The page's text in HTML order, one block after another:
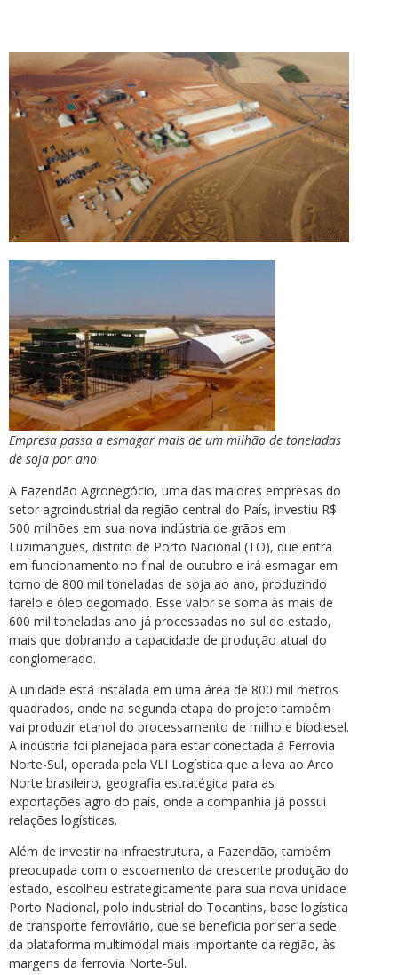
Empresa passa a esmagar mais de um milhão de toneladas
de soja por ano
A Fazendão Agronegócio, uma das maiores empresas do
setor agroindustrial da região central do País, investiu R$
500 milhões em sua nova indústria de grãos em
Luzimangues, distrito de Porto Nacional (TO), que entra
em funcionamento no final de outubro e irá esmagar em
torno de 800 mil toneladas de soja ao ano, produzindo
farelo e óleo degomado. Esse valor se soma às mais de
600 mil toneladas ano já processadas no sul do estado,
mais que dobrando a capacidade de produção atual do
conglomerado.
A unidade está instalada em uma área de 800 mil metros
quadrados, onde na segunda etapa do projeto também
vai produzir etanol do processamento de milho e biodiesel.
A indústria foi planejada para estar conectada à Ferrovia
Norte-Sul, operada pela VLI Logística que a leva ao Arco
Norte brasileiro, geografia estratégica para as
exportações agro do país, onde a companhia já possui
relações logísticas.
Além de investir na infraestrutura, a Fazendão, também
preocupada com o escoamento da crescente produção do
estado, escolheu estrategicamente para sua nova unidade
Porto Nacional, polo industrial do Tocantins, base logística
de transporte ferroviário, que se beneficia por ser a sede
da plataforma multimodal mais importante da região, às
margens da ferrovia Norte-Sul.